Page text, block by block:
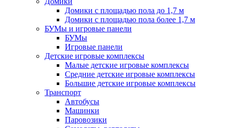
Домики с площадью пола до 1,7 м
Домики с площадью пола более 1,7 м
БУМы и игровые панели
БУМы
Игровые панели
Детские игровые комплексы
Малые детские игровые комплексы
Средние детские игровые комплексы
Большие детские игровые комплексы
Транспорт
Автобусы
Машинки
Паровозики